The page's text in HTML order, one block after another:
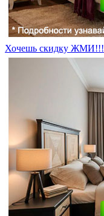
Хочешь скидку ЖМИ!!!